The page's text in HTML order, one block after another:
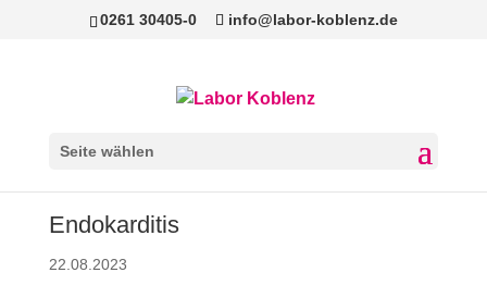
0261 30405-0 info@labor-koblenz.de
Seite wählen
Endokarditis
22.08.2023